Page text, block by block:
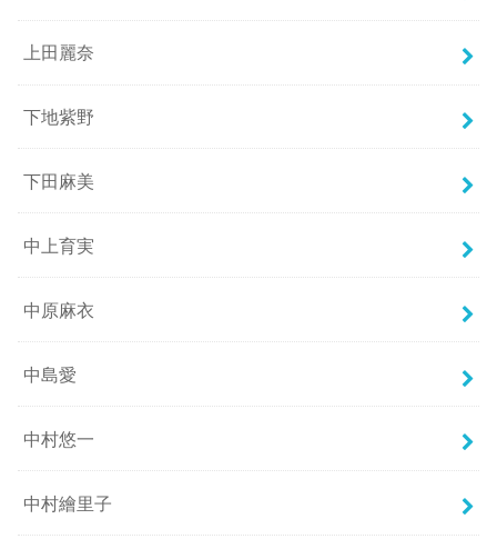
上田麗奈
下地紫野
下田麻美
中上育実
中原麻衣
中島愛
中村悠一
中村繪里子